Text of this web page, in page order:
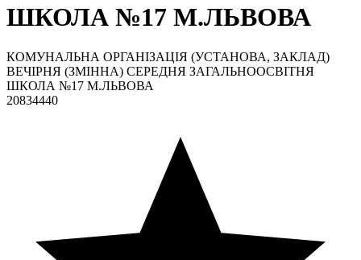
ШКОЛА №17 М.ЛЬВОВА
КОМУНАЛЬНА ОРГАНІЗАЦІЯ (УСТАНОВА, ЗАКЛАД)
ВЕЧІРНЯ (ЗМІННА) СЕРЕДНЯ ЗАГАЛЬНООСВІТНЯ
ШКОЛА №17 М.ЛЬВОВА
20834440